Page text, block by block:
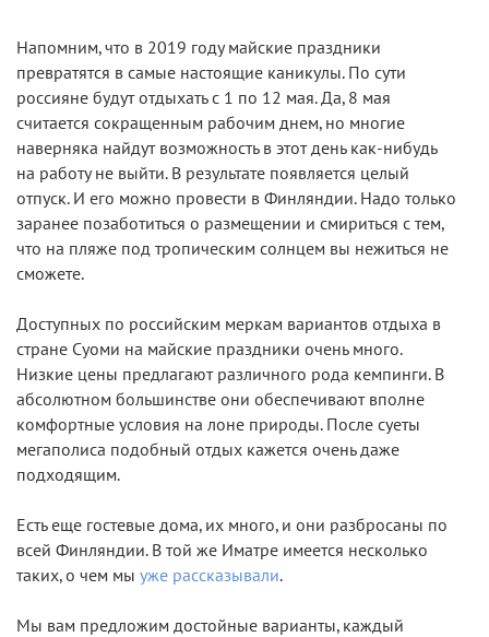
Напомним, что в 2019 году майские праздники
превратятся в самые настоящие каникулы. По сути
россияне будут отдыхать с 1 по 12 мая. Да, 8 мая
считается сокращенным рабочим днем, но многие
наверняка найдут возможность в этот день как-нибудь
на работу не выйти. В результате появляется целый
отпуск. И его можно провести в Финляндии. Надо только
заранее позаботиться о размещении и смириться с тем,
что на пляже под тропическим солнцем вы нежиться не
сможете.
Доступных по российским меркам вариантов отдыха в
стране Суоми на майские праздники очень много.
Низкие цены предлагают различного рода кемпинги. В
абсолютном большинстве они обеспечивают вполне
комфортные условия на лоне природы. После суеты
мегаполиса подобный отдых кажется очень даже
подходящим.
Есть еще гостевые дома, их много, и они разбросаны по
всей Финляндии. В той же Иматре имеется несколько
таких, о чем мы уже рассказывали.
Мы вам предложим достойные варианты, каждый